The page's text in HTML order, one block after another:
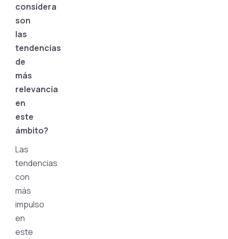
considera
son
las
tendencias
de
más
relevancia
en
este
ámbito?
Las
tendencias
con
más
impulso
en
este